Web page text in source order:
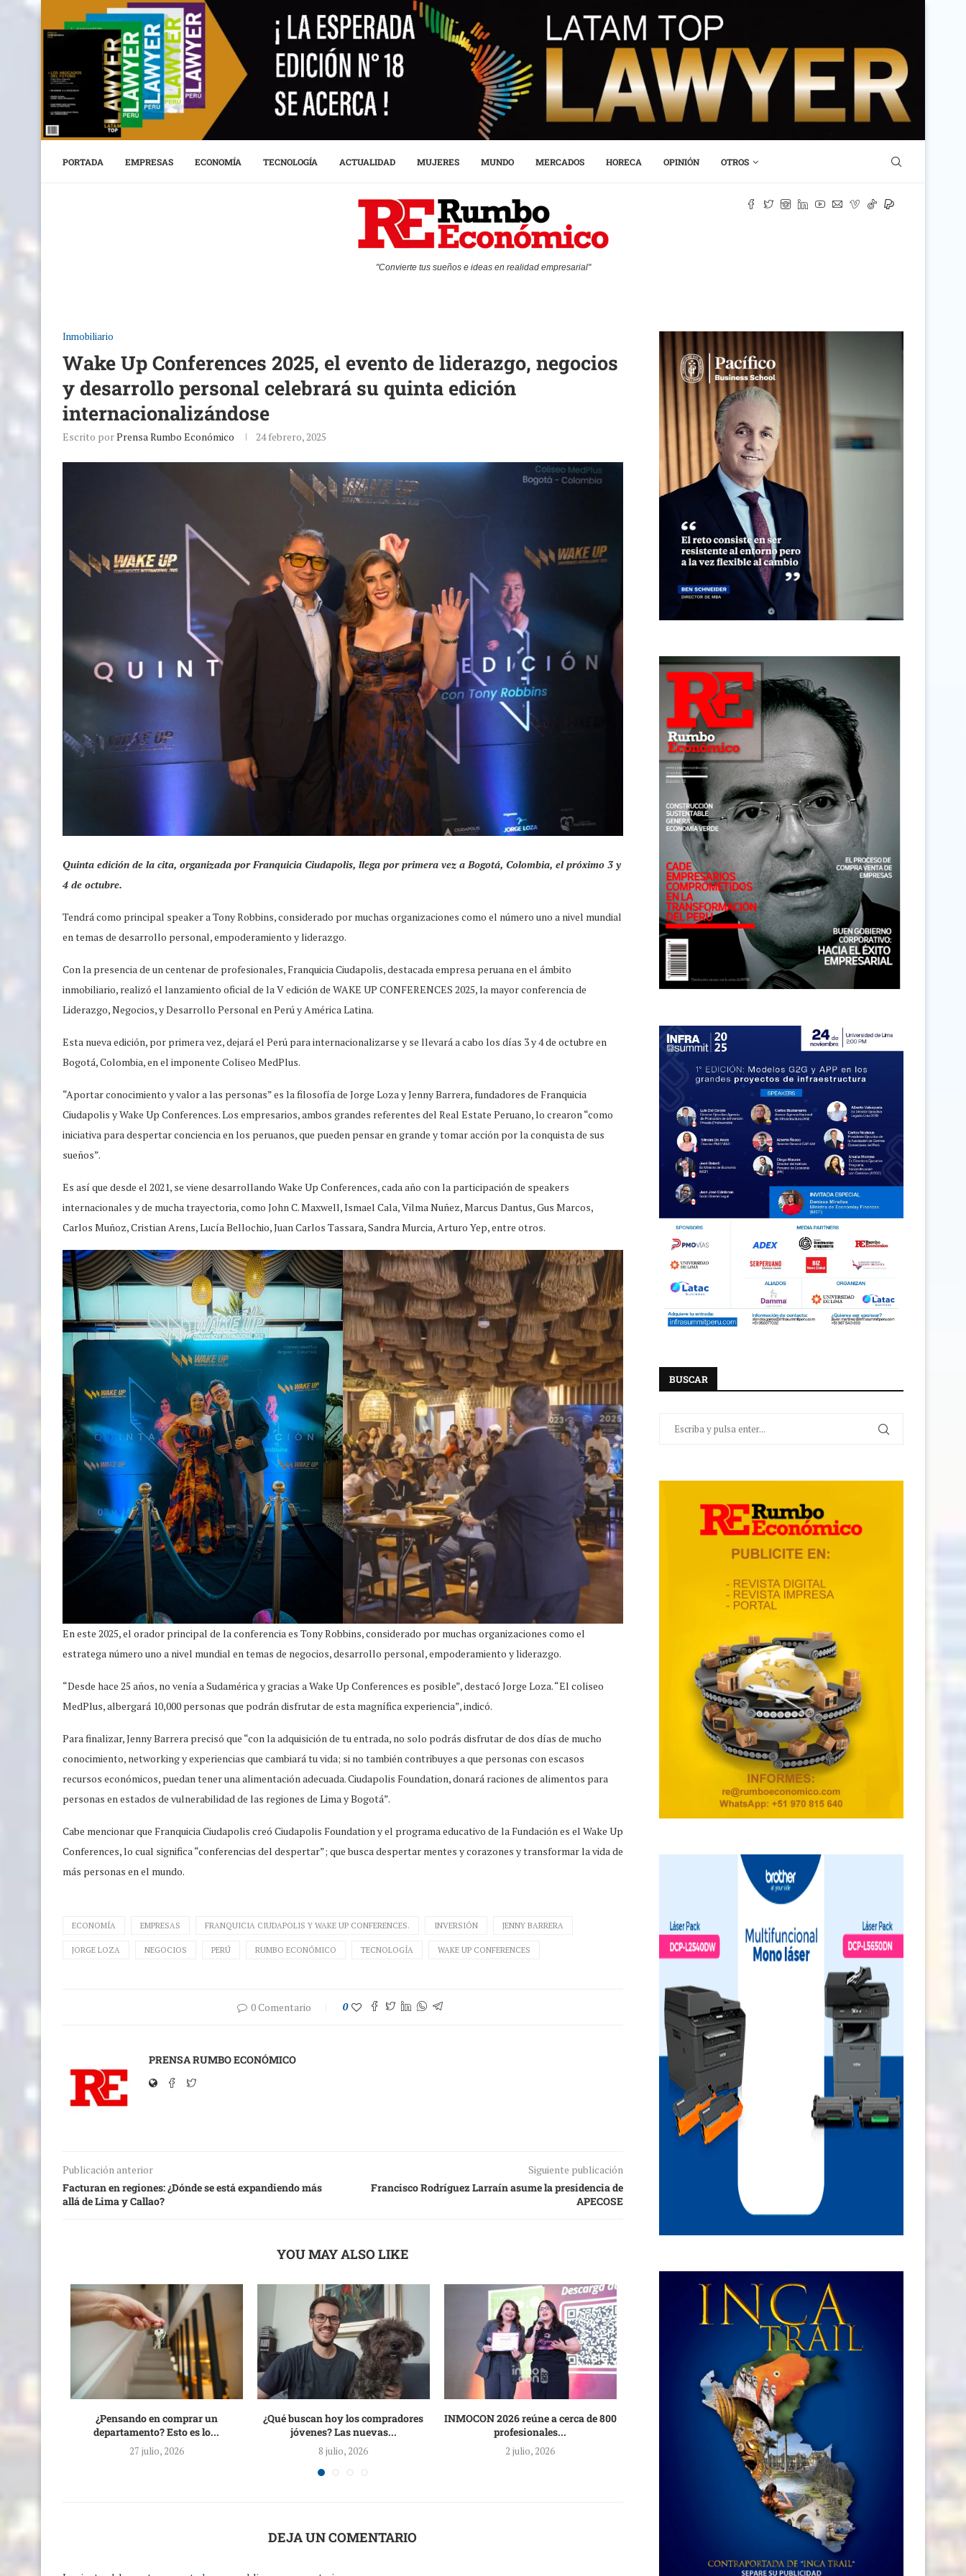
PORTADA EMPRESAS ECONOMÍA TECNOLOGÍA ACTUALIDAD MUJERES MUNDO MERCADOS HORECA OPINIÓN OTROS
"Convierte tus sueños e ideas en realidad empresarial"
Inmobiliario
Wake Up Conferences 2025, el evento de liderazgo, negocios
y desarrollo personal celebrará su quinta edición
internacionalizándose
Escrito porPrensa Rumbo Económico 24 febrero, 2025
Quinta edición de la cita, organizada por Franquicia Ciudapolis, llega por primera vez a Bogotá, Colombia, el próximo 3 y
4 de octubre.
Tendrá como principal speaker a Tony Robbins, considerado por muchas organizaciones como el número uno a nivel mundial
en temas de desarrollo personal, empoderamiento y liderazgo.
Con la presencia de un centenar de profesionales, Franquicia Ciudapolis, destacada empresa peruana en el ámbito
inmobiliario, realizó el lanzamiento oficial de la V edición de WAKE UP CONFERENCES 2025, la mayor conferencia de
Liderazgo, Negocios, y Desarrollo Personal en Perú y América Latina.
Esta nueva edición, por primera vez, dejará el Perú para internacionalizarse y se llevará a cabo los días 3 y 4 de octubre en
Bogotá, Colombia, en el imponente Coliseo MedPlus.
“Aportar conocimiento y valor a las personas” es la filosofía de Jorge Loza y Jenny Barrera, fundadores de Franquicia
Ciudapolis y Wake Up Conferences. Los empresarios, ambos grandes referentes del Real Estate Peruano, lo crearon “como
iniciativa para despertar conciencia en los peruanos, que pueden pensar en grande y tomar acción por la conquista de sus
sueños”.
Es así que desde el 2021, se viene desarrollando Wake Up Conferences, cada año con la participación de speakers
internacionales y de mucha trayectoria, como John C. Maxwell, Ismael Cala, Vilma Nuñez, Marcus Dantus, Gus Marcos,
Carlos Muñoz, Cristian Arens, Lucía Bellochio, Juan Carlos Tassara, Sandra Murcia, Arturo Yep, entre otros.
En este 2025, el orador principal de la conferencia es Tony Robbins, considerado por muchas organizaciones como el
estratega número uno a nivel mundial en temas de negocios, desarrollo personal, empoderamiento y liderazgo.
“Desde hace 25 años, no venía a Sudamérica y gracias a Wake Up Conferences es posible”, destacó Jorge Loza. “El coliseo
MedPlus, albergará 10,000 personas que podrán disfrutar de esta magnífica experiencia”, indicó.
Para finalizar, Jenny Barrera precisó que “con la adquisición de tu entrada, no solo podrás disfrutar de dos días de mucho
conocimiento, networking y experiencias que cambiará tu vida; si no también contribuyes a que personas con escasos
recursos económicos, puedan tener una alimentación adecuada. Ciudapolis Foundation, donará raciones de alimentos para
personas en estados de vulnerabilidad de las regiones de Lima y Bogotá”.
Cabe mencionar que Franquicia Ciudapolis creó Ciudapolis Foundation y el programa educativo de la Fundación es el Wake Up
Conferences, lo cual significa “conferencias del despertar”; que busca despertar mentes y corazones y transformar la vida de
más personas en el mundo.
ECONOMÍA EMPRESAS FRANQUICIA CIUDAPOLIS Y WAKE UP CONFERENCES. INVERSIÓN JENNY BARRERA
JORGE LOZA NEGOCIOS PERÚ RUMBO ECONÓMICO TECNOLOGÍA WAKE UP CONFERENCES
0 Comentario 0
PRENSA RUMBO ECONÓMICO
Publicación anterior
Facturan en regiones: ¿Dónde se está expandiendo más
allá de Lima y Callao?
Siguiente publicación
Francisco Rodríguez Larraín asume la presidencia de
APECOSE
YOU MAY ALSO LIKE
¿Pensando en comprar un
departamento? Esto es lo...
27 julio, 2026
¿Qué buscan hoy los compradores
jóvenes? Las nuevas...
8 julio, 2026
INMOCON 2026 reúne a cerca de 800
profesionales...
2 julio, 2026
Los edificios inteligentes son el
nuevo estándar de...
28 junio, 2026
DEJA UN COMENTARIO
BUSCAR